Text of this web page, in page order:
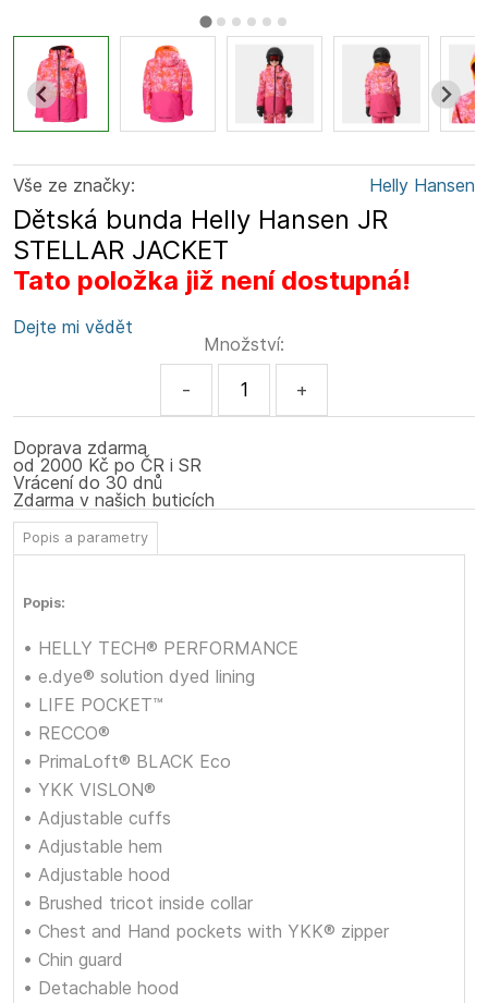
Vše ze značky: Helly Hansen
Dětská bunda Helly Hansen JR
STELLAR JACKET
Tato položka již není dostupná!
Dejte mi vědět
Množství:
- +
Doprava zdarma
od 2000 Kč po ČR i SR
Vrácení do 30 dnů
Zdarma v našich buticích
Popis a parametry
Popis:
• HELLY TECH® PERFORMANCE
• e.dye® solution dyed lining
• LIFE POCKET™
• RECCO®
• PrimaLoft® BLACK Eco
• YKK VISLON®
• Adjustable cuffs
• Adjustable hem
• Adjustable hood
• Brushed tricot inside collar
• Chest and Hand pockets with YKK® zipper
• Chin guard
• Detachable hood